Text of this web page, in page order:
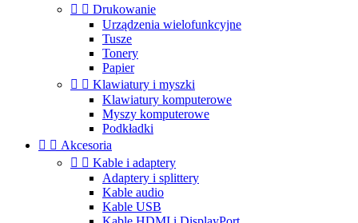
  Drukowanie
Urządzenia wielofunkcyjne
Tusze
Tonery
Papier
  Klawiatury i myszki
Klawiatury komputerowe
Myszy komputerowe
Podkładki
  Akcesoria
  Kable i adaptery
Adaptery i splittery
Kable audio
Kable USB